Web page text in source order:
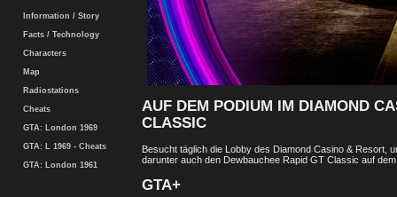
Information / Story
Facts / Technology
Characters
Map
Radiostations
Cheats
GTA: London 1969
GTA: L 1969 - Cheats
GTA: London 1961
AUF DEM PODIUM IM DIAMOND
CLASSIC
Besucht täglich die Lobby des Diamond Casino & Resort,
darunter auch den Dewbauchee Rapid GT Classic auf
GTA+